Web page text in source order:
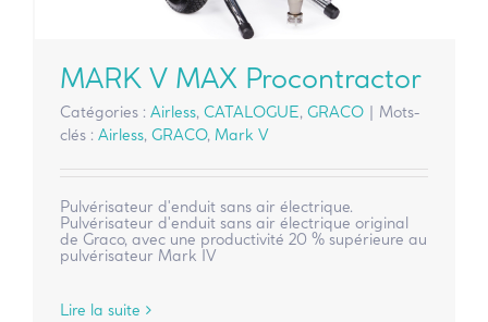
MARK V MAX Procontractor
Catégories : Airless, CATALOGUE, GRACO
Mots-
clés : Airless, GRACO, Mark V
Pulvérisateur d'enduit sans air électrique.
Pulvérisateur d'enduit sans air électrique original
de Graco, avec une productivité 20 % supérieure au
pulvérisateur Mark IV
Lire la suite